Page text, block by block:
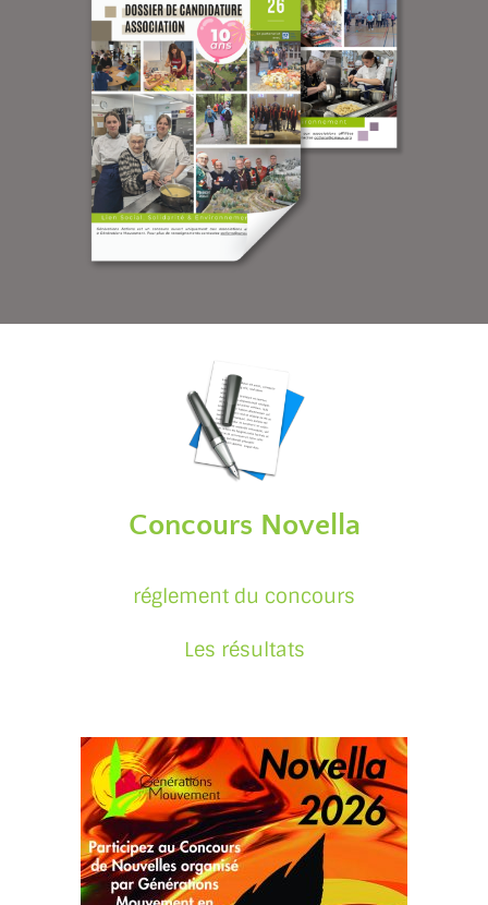
Concours Novella
réglement du concours
Les résultats